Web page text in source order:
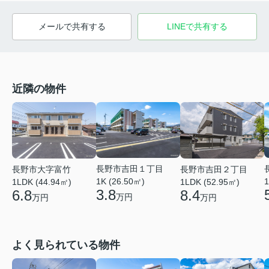
メールで共有する LINEで共有する
近隣の物件
長野市大字富竹
1LDK (44.94㎡)
6.8万円
長野市吉田１丁目
1K (26.50㎡)
3.8万円
長野市吉田２丁目
1LDK (52.95㎡)
8.4万円
よく見られている物件